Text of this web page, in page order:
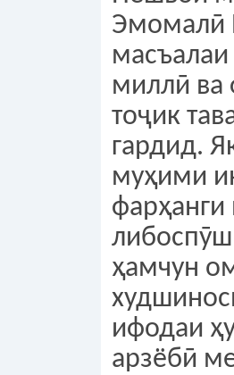
Эмомалӣ
миллӣ ва
тоҷик
гардид.
муҳими
ҳамчун
ифодаи
арзёбӣ